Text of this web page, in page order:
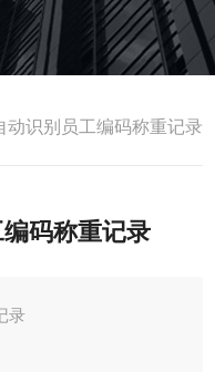
识别员工编码称重记录
码称重记录
录